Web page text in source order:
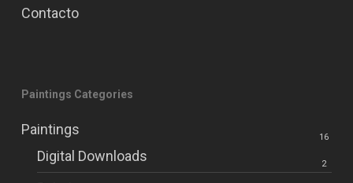
Contacto
Paintings Categories
Paintings 16
Digital Downloads 2